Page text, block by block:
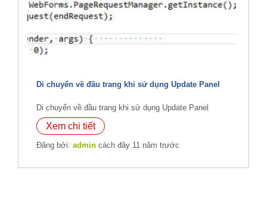
Di chuyển về đầu trang khi sử dụng Update Panel
Di chuyển về đầu trang khi sử dụng Update Panel
Xem chi tiết
Đăng bởi: admin cách đây 11 năm trước